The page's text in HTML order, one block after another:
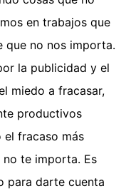
en trabajos que
que no nos importa.
la publicidad y el
miedo a fracasar,
productivos
el fracaso más
te importa. Es
para darte cuenta